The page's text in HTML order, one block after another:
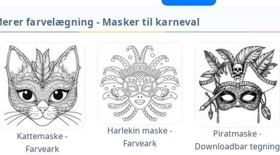
farvelægning - Masker til karneval
Kattemaske -
Farveark
Harlekin maske -
Farveark
Piratmaske -
Downloadbar tegning